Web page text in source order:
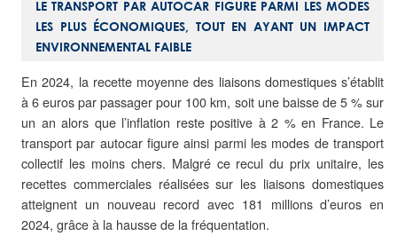
LE TRANSPORT PAR AUTOCAR FIGURE PARMI LES MODES
LES PLUS
ÉCONOMIQUES, TOUT EN AYANT UN IMPACT
ENVIRONNEMENTAL FAIBLE
En 2024, la recette moyenne des liaisons domestiques s’établit
à 6 euros par passager pour 100 km, soit une baisse de 5 % sur
un an alors que l’inflation reste positive à 2 % en France. Le
transport par autocar figure ainsi parmi les modes de transport
collectif les moins chers. Malgré ce recul du prix unitaire, les
recettes commerciales réalisées sur les liaisons domestiques
atteignent un nouveau record avec 181 millions d’euros en
2024, grâce à la hausse de la fréquentation.